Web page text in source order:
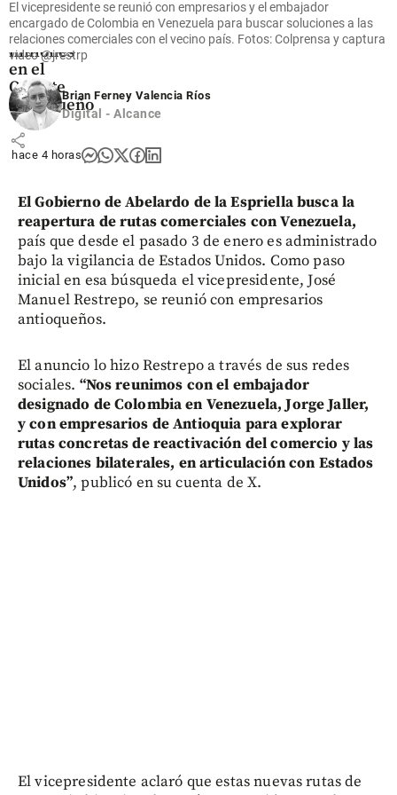
que mueve
US$ 380
millones
en el
Oriente
antioqueño
share
El vicepresidente se reunió con empresarios y el embajador
encargado de Colombia en Venezuela para buscar soluciones a las
relaciones comerciales con el vecino país. Fotos: Colprensa y captura
video @jrestrp
Brian Ferney Valencia Ríos
Digital - Alcance
hace 4 horas
El Gobierno de Abelardo de la Espriella busca la
reapertura de rutas comerciales con Venezuela,
país que desde el pasado 3 de enero es administrado
bajo la vigilancia de Estados Unidos. Como paso
inicial en esa búsqueda el vicepresidente, José
Manuel Restrepo, se reunió con empresarios
antioqueños.
El anuncio lo hizo Restrepo a través de sus redes
sociales. “Nos reunimos con el embajador
designado de Colombia en Venezuela, Jorge Jaller,
y con empresarios de Antioquia para explorar
rutas concretas de reactivación del comercio y las
relaciones bilaterales, en articulación con Estados
Unidos”, publicó en su cuenta de X.
El vicepresidente aclaró que estas nuevas rutas de